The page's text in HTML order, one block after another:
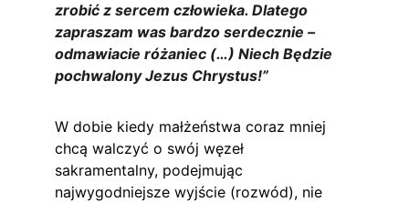
zrobić z sercem człowieka. Dlatego
zapraszam was bardzo serdecznie –
odmawiacie różaniec (…) Niech Będzie
pochwalony Jezus Chrystus!”
W dobie kiedy małżeństwa coraz mniej
chcą walczyć o swój węzeł
sakramentalny, podejmując
najwygodniejsze wyjście (rozwód), nie